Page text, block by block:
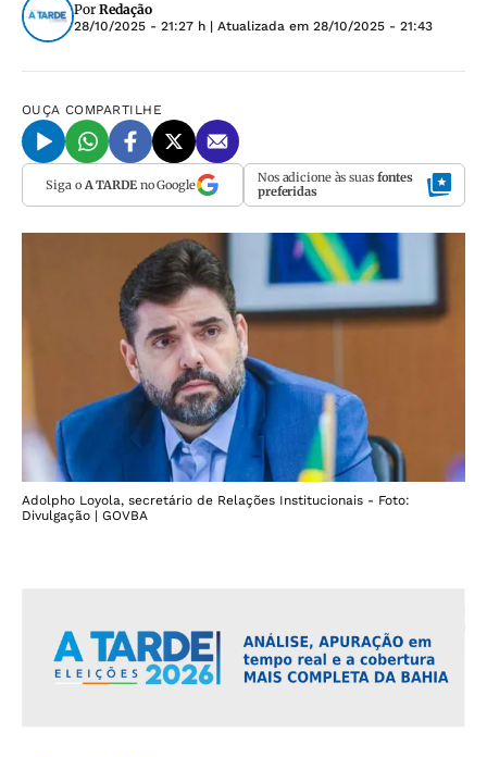
Por Redação
28/10/2025 - 21:27 h | Atualizada em 28/10/2025 - 21:43
OUÇA COMPARTILHE
Siga o A TARDEno Google Nos adicione às suas fontes
preferidas
Adolpho Loyola, secretário de Relações Institucionais - Foto:
Divulgação | GOVBA